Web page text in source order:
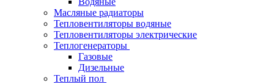
Масляные радиаторы
Тепловентиляторы водяные
Тепловентиляторы электрические
Теплогенераторы
Газовые
Дизельные
Теплый пол